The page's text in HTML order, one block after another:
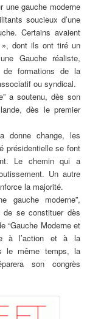
une gauche moderne
soucieux d’une
Certains avaient
dont ils ont tiré un
Gauche réaliste,
de formations de la
ou syndical.
a soutenu, dès son
dès le premier
donne change, les
présidentielle se font
Le chemin qui a
Un autre
la majorité.
gauche moderne”,
se constituer dès
“Gauche Moderne et
à l’action et à la
le même temps, la
son congrès